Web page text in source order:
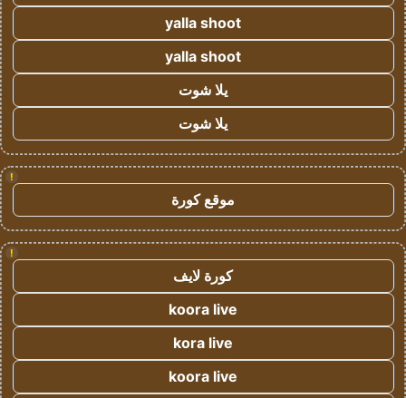
yalla shoot
yalla shoot
يلا شوت
يلا شوت
!
موقع كورة
!
كورة لايف
koora live
kora live
koora live